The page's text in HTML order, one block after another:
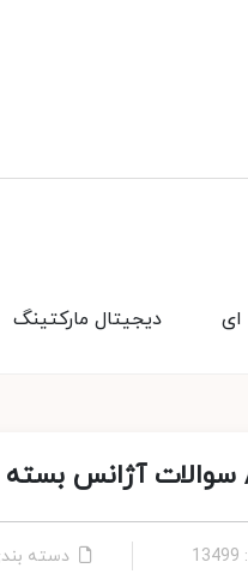
دیجیتال مارکتینگ ای
آژانس بسته
دسته